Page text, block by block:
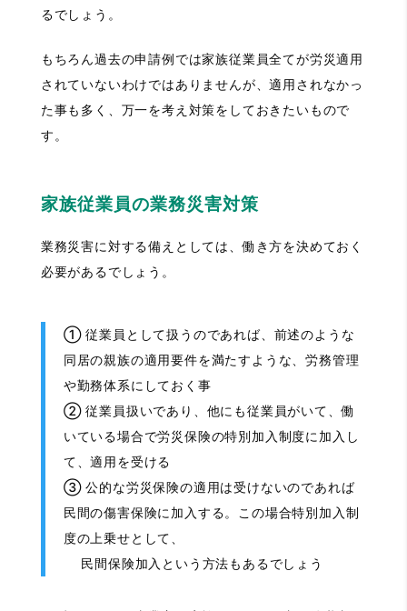
るでしょう。
もちろん過去の申請例では家族従業員全てが労災適用
されていないわけではありませんが、適用されなかっ
た事も多く、万一を考え対策をしておきたいもので
す。
家族従業員の業務災害対策
業務災害に対する備えとしては、働き方を決めておく
必要があるでしょう。
① 従業員として扱うのであれば、前述のような
同居の親族の適用要件を満たすような、労務管理
や勤務体系にしておく事
② 従業員扱いであり、他にも従業員がいて、働
いている場合で労災保険の特別加入制度に加入し
て、適用を受ける
③ 公的な労災保険の適用は受けないのであれば
民間の傷害保険に加入する。この場合特別加入制
度の上乗せとして、
民間保険加入という方法もあるでしょう